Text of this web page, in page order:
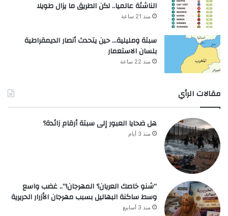
الناشئة عالميا.. لكن الطريق ما يزال طويلا
منذ 21 ساعة
سبتة ومليلية… حين يتحدث أنصار الديمقراطية
بلسان الاستعمار
منذ 22 ساعة
مقالات الرأي
هل ضحايا العبور إلى سبتة أرقام زائدة؟
منذ 3 أيام
“شنو خاصك العريان؟ المهرجان!”.. غضب واسع
وسط ساكنة البهاليل بسبب مهرجان الأزرار الحريرية
منذ 3 أسابيع